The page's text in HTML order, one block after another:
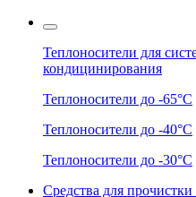
Теплоносители для
кондицинирования
Теплоносители до -65°C
Теплоносители до -40°C
Теплоносители до -30°C
Средства для